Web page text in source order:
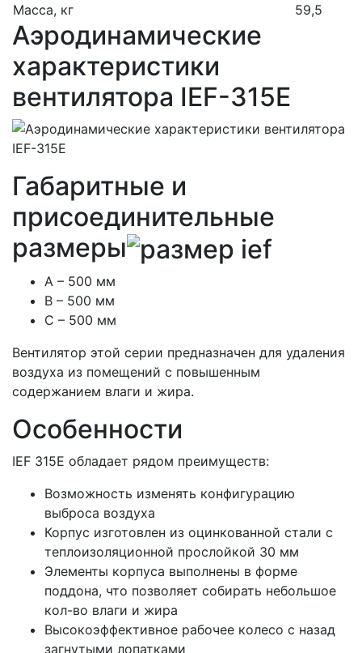
Масса, кг
59,5
Аэродинамические
характеристики
вентилятора IEF-315E
Габаритные и
присоединительные
размеры
A – 500 мм
B – 500 мм
С – 500 мм
Вентилятор этой серии предназначен для удаления
воздуха из помещений с повышенным
содержанием влаги и жира.
Особенности
IEF 315E обладает рядом преимуществ:
Возможность изменять конфигурацию
выброса воздуха
Корпус изготовлен из оцинкованной стали с
теплоизоляционной прослойкой 30 мм
Элементы корпуса выполнены в форме
поддона, что позволяет собирать небольшое
кол-во влаги и жира
Высокоэффективное рабочее колесо с назад
загнутыми лопатками